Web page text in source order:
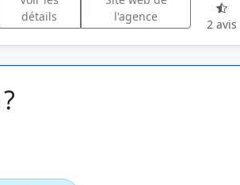
détails
l'agence
2 avis